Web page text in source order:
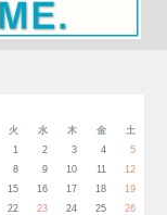
火 水 木 金
土
1
2 3 4
5
8 9 10 11
12
15 16 17 18
19
22 23 24 25
26